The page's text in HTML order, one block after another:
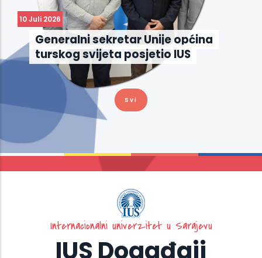
10 Juli 2026
Generalni sekretar Unije općina
turskog svijeta posjetio IUS
Svi
Internacionalni univerzitet u Sarajevu
IUS Događaji